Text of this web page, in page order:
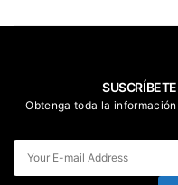
Obtenga toda la